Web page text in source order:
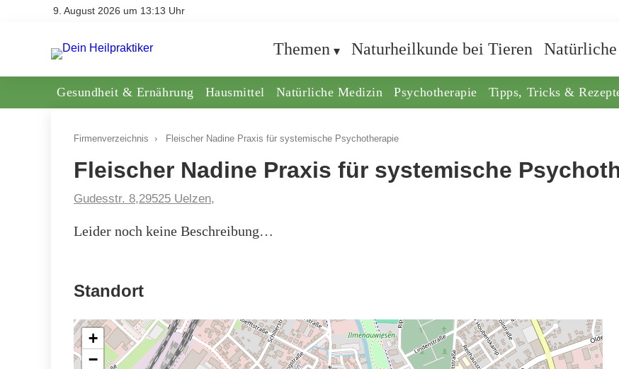
9. August 2026 um 13:13 Uhr
Themen Naturheilkunde bei Tieren
Gesundheit & Ernährung Hausmittel Natürliche Medizin Psychotherapie Tipps, Tricks &
Firmenverzeichnis › Fleischer Nadine Praxis für systemische Psychotherapie
Fleischer Nadine Praxis für systemische
Gudesstr. 8,29525 Uelzen,
Leider noch keine Beschreibung…
Standort
+
−